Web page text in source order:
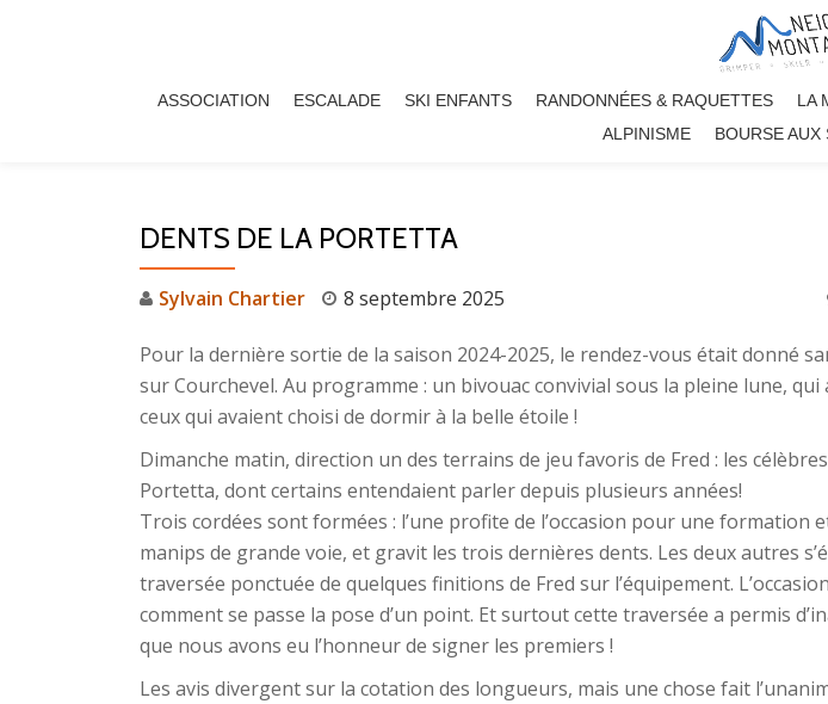
ASSOCIATION ESCALADE SKI ENFANTS RANDONNÉES & RAQUETTES LA
ALPINISME
BOURSE AUX
DENTS DE LA PORTETTA
Sylvain Chartier 8 septembre 2025
Pour la dernière sortie de la saison 2024-2025, le rendez-vous était donné
sur Courchevel. Au programme : un bivouac convivial sous la pleine lune, qui
ceux qui avaient choisi de dormir à la belle étoile !
Dimanche matin, direction un des terrains de jeu favoris de Fred : les
Portetta, dont certains entendaient parler depuis plusieurs années!
Trois cordées sont formées : l’une profite de l’occasion pour une formation
manips de grande voie, et gravit les trois dernières dents. Les deux autres
traversée ponctuée de quelques finitions de Fred sur l’équipement.
comment se passe la pose d’un point. Et surtout cette traversée a permis
que nous avons eu l’honneur de signer les premiers !
Les avis divergent sur la cotation des longueurs, mais une chose fait